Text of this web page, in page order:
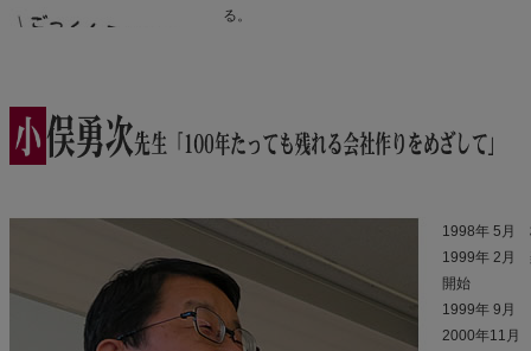
る。
1998年 5月
1999年 2月
開始
1999年 9月
2000年11月